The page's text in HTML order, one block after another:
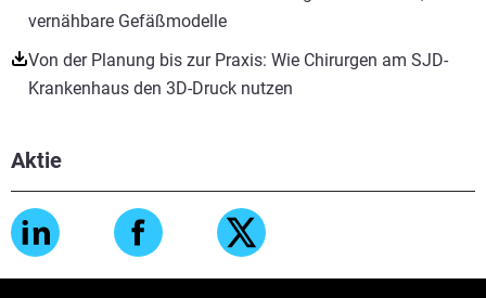
vernähbare Gefäßmodelle
Von der Planung bis zur Praxis: Wie Chirurgen am SJD-
Krankenhaus den 3D-Druck nutzen
Aktie